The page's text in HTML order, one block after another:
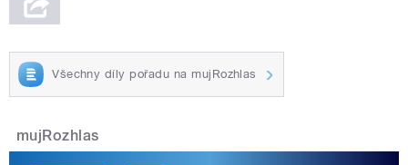
Všechny díly pořadu na mujRozhlas
mujRozhlas